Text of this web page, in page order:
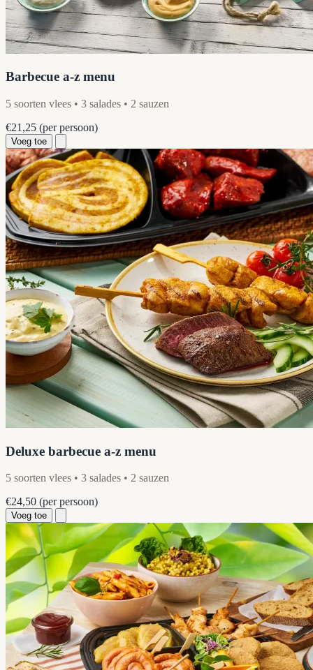
Barbecue a-z menu
5 soorten vlees • 3 salades • 2 sauzen
€21,25 (per persoon)
Voeg toe
Deluxe barbecue a-z menu
5 soorten vlees • 3 salades • 2 sauzen
€24,50 (per persoon)
Voeg toe